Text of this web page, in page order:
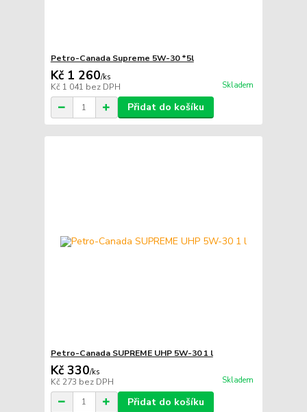
Petro-Canada Supreme 5W-30 *5l
Kč 1 260/ks
Kč 1 041 bez DPH Skladem
Přidat do košíku
Petro-Canada SUPREME UHP 5W-30 1 l
Kč 330/ks
Kč 273 bez DPH Skladem
Přidat do košíku